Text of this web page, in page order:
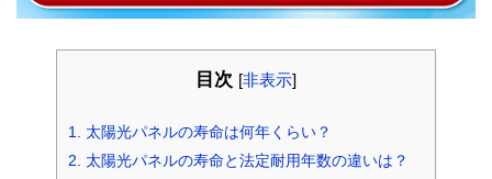
目次 [非表示]
1. 太陽光パネルの寿命は何年くらい？
2. 太陽光パネルの寿命と法定耐用年数の違いは？